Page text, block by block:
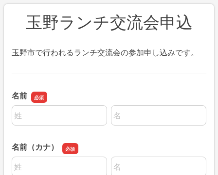
玉野ランチ交流会申込
玉野市で行われるランチ交流会の参加申し込みです。
名前
名前の姓
名前の名
名前（カナ）
名前の姓
名前の名